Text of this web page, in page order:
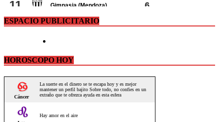
ESPACIO PUBLICITARIO
HOROSCOPO HOY